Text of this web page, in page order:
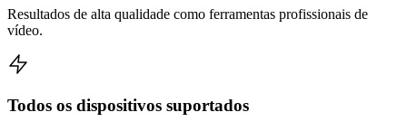
Resultados de alta qualidade como ferramentas profissionais de
vídeo.
Todos os dispositivos suportados